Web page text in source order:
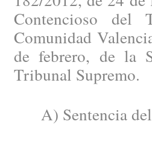
Contencioso del
Comunidad
de febrero, de la
Tribunal Supremo.
A) Sentencia del